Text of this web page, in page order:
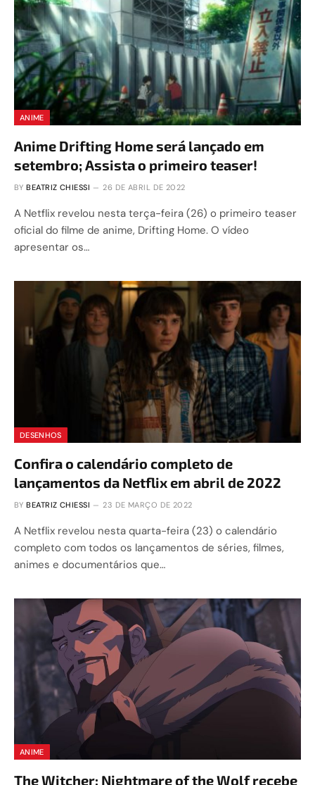
ANIME
Anime Drifting Home será lançado em
setembro; Assista o primeiro teaser!
BY BEATRIZ CHIESSI 26 DE ABRIL DE 2022
A Netflix revelou nesta terça-feira (26) o primeiro teaser
oficial do filme de anime, Drifting Home. O vídeo
apresentar os…
DESENHOS
Confira o calendário completo de
lançamentos da Netflix em abril de 2022
BY BEATRIZ CHIESSI 23 DE MARÇO DE 2022
A Netflix revelou nesta quarta-feira (23) o calendário
completo com todos os lançamentos de séries, filmes,
animes e documentários que…
ANIME
The Witcher: Nightmare of the Wolf recebe